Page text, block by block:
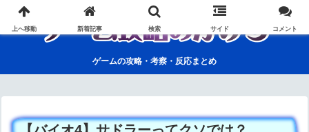
ゲームの攻略・考察・反応まとめ
上へ移動 新着記事 検索 サイド コメント